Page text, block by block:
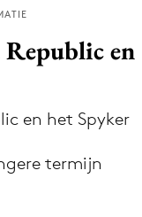
Adformatie
en
en het Spyker
termijn